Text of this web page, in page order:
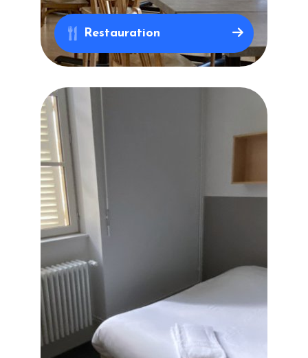
Restauration